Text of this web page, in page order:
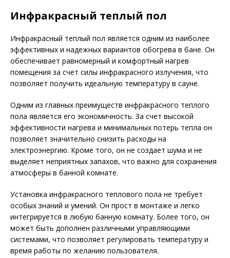
Инфракрасный теплый пол
Инфракрасный теплый пол является одним из наиболее
эффективных и надежных вариантов обогрева в бане. Он
обеспечивает равномерный и комфортный нагрев
помещения за счет силы инфракрасного излучения, что
позволяет получить идеальную температуру в сауне.
Одним из главных преимуществ инфракрасного теплого
пола является его экономичность. За счет высокой
эффективности нагрева и минимальных потерь тепла он
позволяет значительно снизить расходы на
электроэнергию. Кроме того, он не создает шума и не
выделяет неприятных запахов, что важно для сохранения
атмосферы в банной комнате.
Установка инфракрасного теплового пола не требует
особых знаний и умений. Он прост в монтаже и легко
интегрируется в любую банную комнату. Более того, он
может быть дополнен различными управляющими
системами, что позволяет регулировать температуру и
время работы по желанию пользователя.